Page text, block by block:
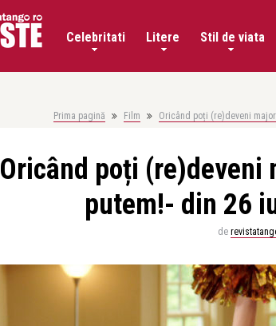
Celebritati Litere Stil de viata
Prima pagină Film Oricând poți (re)deveni
Oricând poți (re)deveni
putem!- din 26
de